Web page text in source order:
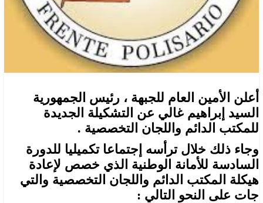
أعلن الأمين العام للجبهة ، رئيس الجمهورية
السيد إبراهيم غالي عن التشكيلة الجديدة
للمكتب الدائم واللجان التخصصية .
وجاء ذلك خلال ترأسه إجتماعا تكميليا للدورة
السادسة للأمانة الوطنية الذي خصص لإعادة
هيكلة المكتب الدائم واللجان التخصصية والتي
جات على النحو التالي :